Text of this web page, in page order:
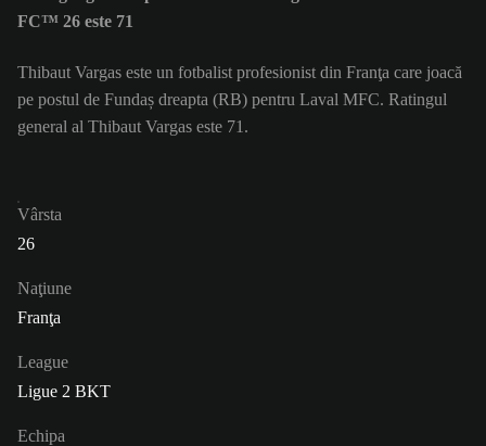
FC™ 26 este 71
Thibaut Vargas este un fotbalist profesionist din Franţa care joacă
pe postul de Fundaș dreapta (RB) pentru Laval MFC. Ratingul
general al Thibaut Vargas este 71.
Vârsta
26
Naţiune
Franţa
League
Ligue 2 BKT
Echipa